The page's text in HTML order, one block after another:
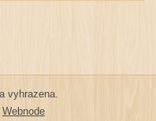
vyhrazena.
Webnode